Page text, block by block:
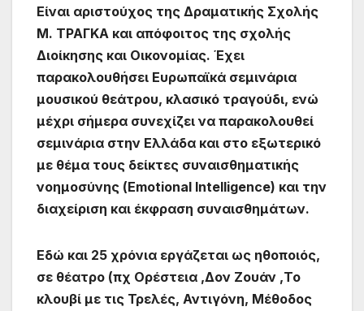
Είναι αριστούχος της Δραματικής Σχολής
Μ. ΤΡΑΓΚΑ και απόφοιτος της σχολής
Διοίκησης και Οικονομίας. Έχει
παρακολουθήσει Ευρωπαϊκά σεμινάρια
μουσικού θεάτρου, κλασικό τραγούδι, ενώ
μέχρι σήμερα συνεχίζει να παρακολουθεί
σεμινάρια στην Ελλάδα και στο εξωτερικό
με θέμα τους δείκτες συναισθηματικής
νοημοσύνης (Emotional Intelligence) και την
διαχείριση και έκφραση συναισθημάτων.
Εδώ και 25 χρόνια εργάζεται ως ηθοποιός,
σε θέατρο (πχ Ορέστεια ,Δον Ζουάν ,Το
κλουβί με τις Τρελές, Αντιγόνη, Μέθοδος